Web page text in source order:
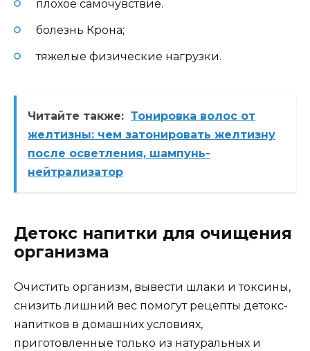
плохое самочувствие.
болезнь Крона;
тяжелые физические нагрузки.
Читайте также: Тонировка волос от
желтизны: чем затонировать желтизну
после осветления, шампунь-
нейтрализатор
Детокс напитки для очищения
организма
Очистить организм, вывести шлаки и токсины,
снизить лишний вес помогут рецепты детокс-
напитков в домашних условиях,
приготовленные только из натуральных и